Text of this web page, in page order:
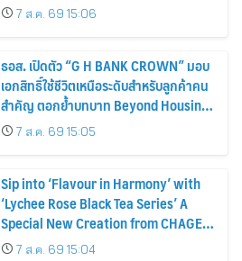
7 ส.ค. 69 15:06
ธอส. เปิดตัว “G H BANK CROWN” มอบ
เอกสิทธิ์ใช้ชีวิตเหนือระดับสำหรับลูกค้าคน
สำคัญ ตอกย้ำบทบาท Beyond Housing
Bank7 ส.ค. 69 15:05
Sip into ‘Flavour in Harmony’ with
‘Lychee Rose Black Tea Series’ A
Special New Creation from CHAGEE,
Exclusively for Thailand
7 ส.ค. 69 15:04